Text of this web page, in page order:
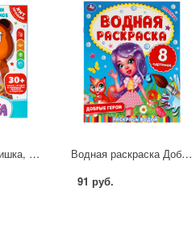
Мультиплеер мишка, 30+ песен, фраз и звуков УМка 2108B029-R
Водная раскраска Добрые герои, 8 стр. УМка 978-5-506-06335-3
91 руб.